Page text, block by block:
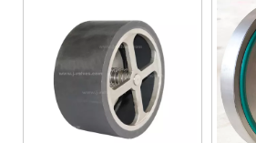
2026-07-04